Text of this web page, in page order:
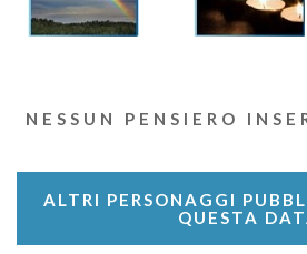
NESSUN PENSIERO
ALTRI PERSONAGGI
QUESTA